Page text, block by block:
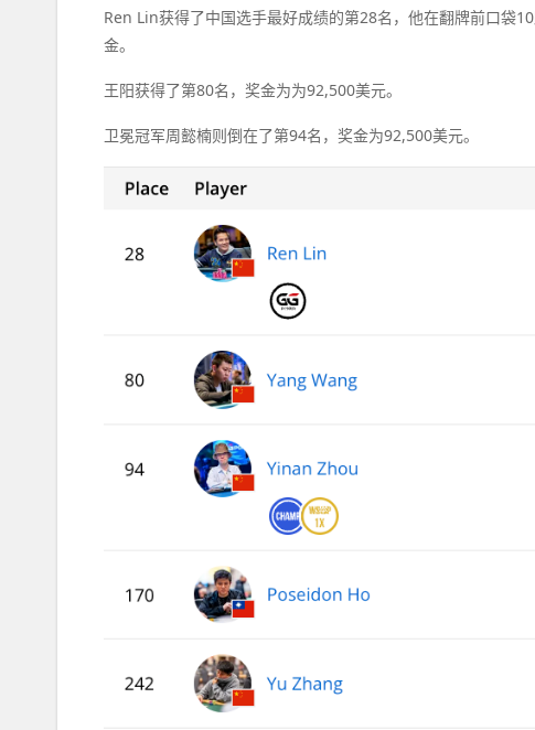
Ren Lin获得了中国选手最好成绩的第28名，他在翻牌前口袋
金。
王阳获得了第80名，奖金为为92,500美元。
卫冕冠军周懿楠则倒在了第94名，奖金为92,500美元。